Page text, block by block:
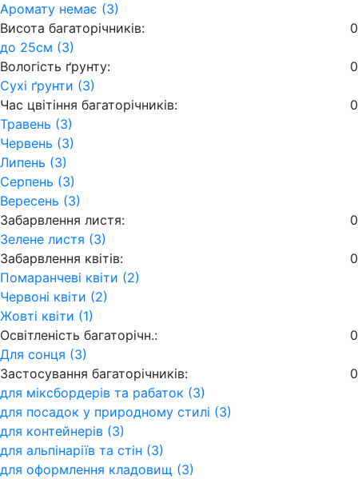
Аромату немає (3)
Висота багаторічників:
0
до 25см (3)
Вологість ґрунту:
0
Сухі ґрунти (3)
Час цвітіння багаторічників:
0
Травень (3)
Червень (3)
Липень (3)
Серпень (3)
Вересень (3)
Забарвлення листя:
0
Зелене листя (3)
Забарвлення квітів:
0
Помаранчеві квіти (2)
Червоні квіти (2)
Жовті квіти (1)
Освітленість багаторічн.:
0
Для сонця (3)
Застосування багаторічників:
0
для міксбордерів та рабаток (3)
для посадок у природному стилі (3)
для контейнерів (3)
для альпінаріїв та стін (3)
для оформлення кладовищ (3)